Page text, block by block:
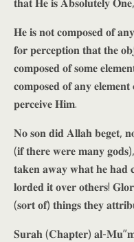
𝐇𝐞 𝐢𝐬 𝐧𝐨𝐭 𝐜𝐨𝐦𝐩𝐨𝐬𝐞𝐝 𝐨𝐟 𝐚𝐧𝐲
𝐟𝐨𝐫 𝐩𝐞𝐫𝐜𝐞𝐩𝐭𝐢𝐨𝐧 𝐭𝐡𝐚𝐭 𝐭𝐡𝐞
𝐜𝐨𝐦𝐩𝐨𝐬𝐞𝐝 𝐨𝐟 𝐬𝐨𝐦𝐞
𝐜𝐨𝐦𝐩𝐨𝐬𝐞𝐝 𝐨𝐟 𝐚𝐧𝐲 𝐞𝐥𝐞𝐦𝐞𝐧𝐭
𝐩𝐞𝐫𝐜𝐞𝐢𝐯𝐞 𝐇𝐢𝐦.
𝐍𝐨 𝐬𝐨𝐧 𝐝𝐢𝐝 𝐀𝐥𝐥𝐚𝐡 𝐛𝐞𝐠𝐞𝐭,
(𝐢𝐟 𝐭𝐡𝐞𝐫𝐞 𝐰𝐞𝐫𝐞 𝐦𝐚𝐧𝐲
𝐭𝐚𝐤𝐞𝐧 𝐚𝐰𝐚𝐲 𝐰𝐡𝐚𝐭 𝐡𝐞 𝐡𝐚𝐝
𝐥𝐨𝐫𝐝𝐞𝐝 𝐢𝐭 𝐨𝐯𝐞𝐫 𝐨𝐭𝐡𝐞𝐫𝐬!
(𝐬𝐨𝐫𝐭 𝐨𝐟) 𝐭𝐡𝐢𝐧𝐠𝐬 𝐭𝐡𝐞𝐲
𝐒𝐮𝐫𝐚𝐡 (𝐂𝐡𝐚𝐩𝐭𝐞𝐫) 𝐚𝐥-